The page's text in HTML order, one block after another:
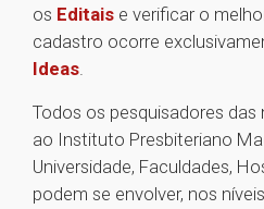
os Editais e verificar o
cadastro ocorre
Ideas.
Todos os pesquisadores
ao Instituto Presbiteriano
Universidade, Faculdades,
podem se envolver, nos